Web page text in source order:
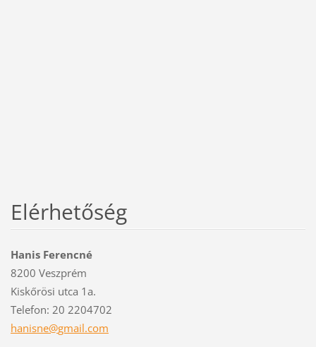
Elérhetőség
Hanis Ferencné
8200 Veszprém
Kiskőrösi utca 1a.
Telefon: 20 2204702
hanisne@gmail.com